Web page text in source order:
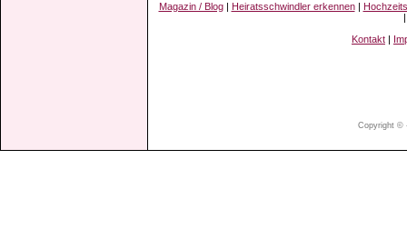
Magazin / Blog| Heiratsschwindler erkennen|
Kontakt |
Copyright ©